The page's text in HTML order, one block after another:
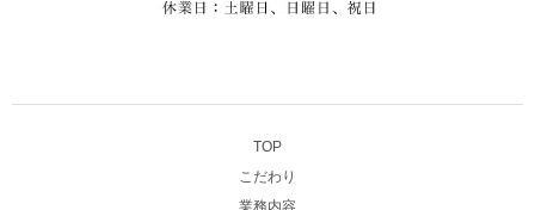
TOP
こだわり
業務内容